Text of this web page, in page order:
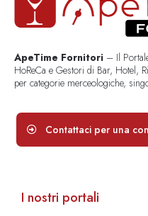
ApeTime Fornitori – Il
HoReCa e Gestori di Bar, Hotel,
per categorie merceologiche,
Contattaci per una
I nostri portali